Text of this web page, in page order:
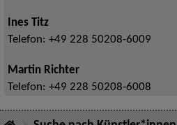
Ines Titz
Telefon: +49 228 50208-6009
Martin Richter
Telefon: +49 228 50208-6008